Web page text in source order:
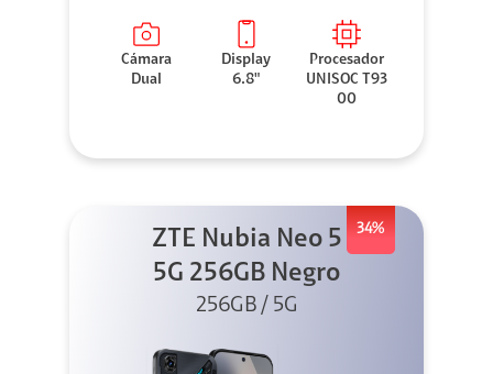
Cámara
Dual
Display
6.8"
Procesador
UNISOC T93
00
34%
ZTE Nubia Neo 5
5G 256GB Negro
256GB / 5G